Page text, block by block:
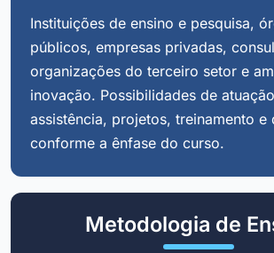
Instituições de ensino e pesquisa,
públicos, empresas privadas,
organizações do terceiro setor e
inovação. Possibilidades de
assistência, projetos, treinamento e
conforme a ênfase do curso.
Metodologia de